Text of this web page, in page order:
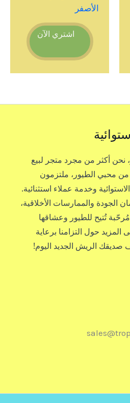
الأصفر
اشتري الآن
نحن أكثر من مجرد متجر لبيع
محبي الطيور، ملتزمون
وخدمة عملاء استثنائية.
الجودة والممارسات الأخلاقية،
تُتيح للطيور وعشاقها
حول التزامنا برعاية
صديقك الريش الجديد اليوم!